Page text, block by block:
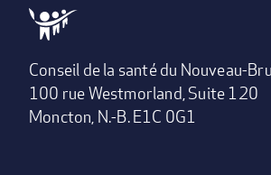
Conseil de la santé du Nouveau-
100 rue Westmorland, Suite 120
Moncton, N.-B. E1C 0G1